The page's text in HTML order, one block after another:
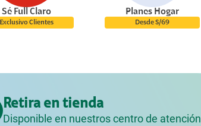
Sé Full Claro
Exclusivo Clientes
Planes Hogar
Desde S/69
Retira en tienda
Disponible en nuestros centro de atención